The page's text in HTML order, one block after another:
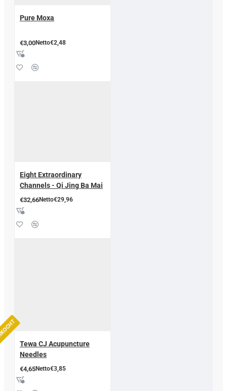
Pure Moxa
€3,00Netto€2,48
Eight Extraordinary
Channels - Qi Jing Ba Mai
€32,66Netto€29,96
Tewa CJ Acupuncture
Needles
€4,65Netto€3,85